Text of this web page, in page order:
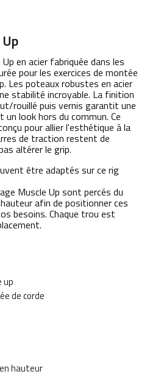
en acier fabriquée dans les
pour les exercices de montée
Les poteaux robustes en acier
stabilité incroyable. La finition
rouillé puis vernis garantit une
look hors du commun. Ce
pour allier l'esthétique à la
de traction restent de
altérer le grip.
être adaptés sur ce rig
Muscle Up sont percés du
afin de positionner ces
besoins. Chaque trou est
up
de corde
hauteur